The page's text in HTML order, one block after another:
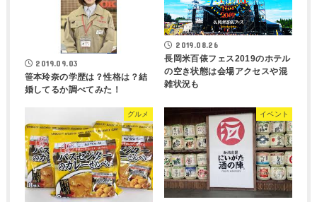
2019.09.03
笹本玲奈の学歴は？性格は？結
婚してるか調べてみた！
2019.08.26
長岡米百俵フェス2019のホテル
の空き状態は会場アクセスや混
雑状況も
グルメ イベント